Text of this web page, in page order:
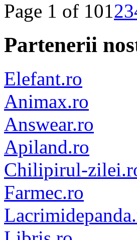
Page 1 of 10123
Partenerii
Elefant.ro
Animax.ro
Answear.ro
Apiland.ro
Chilipirul-
Farmec.ro